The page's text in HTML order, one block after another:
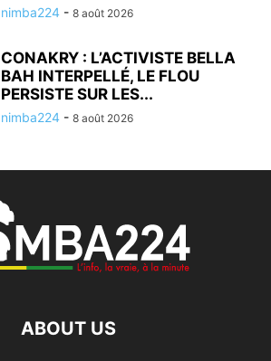
nimba224 - 8 août 2026
CONAKRY : L’ACTIVISTE BELLA
BAH INTERPELLÉ, LE FLOU
PERSISTE SUR LES...
nimba224 - 8 août 2026
ABOUT US